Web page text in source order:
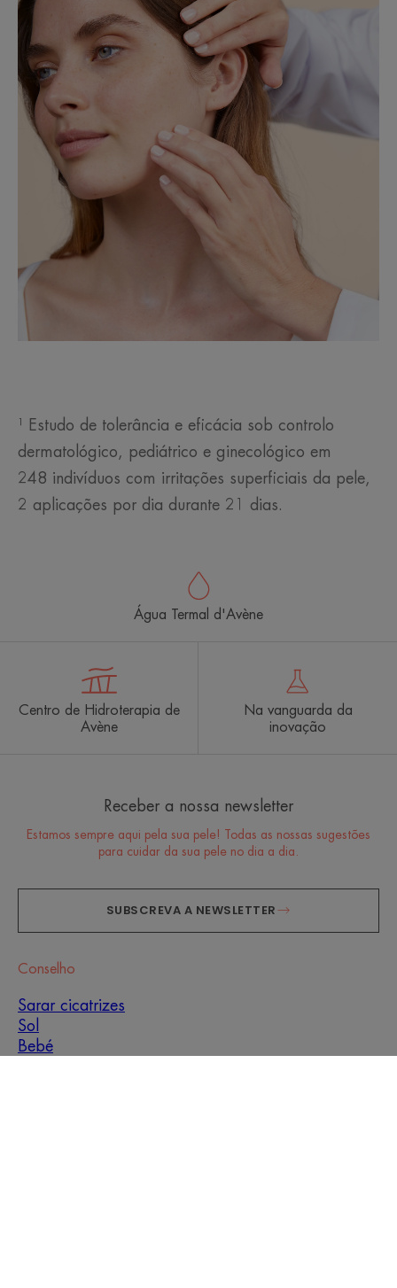
¹ Estudo de tolerância e eficácia sob controlo
dermatológico, pediátrico e ginecológico em
248 indivíduos com irritações superficiais da pele,
2 aplicações por dia durante 21 dias.
Água Termal d'Avène
Centro de Hidroterapia de
Avène
Na vanguarda da
inovação
Receber a nossa newsletter
Estamos sempre aqui pela sua pele! Todas as nossas sugestões
para cuidar da sua pele no dia a dia.
SUBSCREVA A NEWSLETTER
Conselho
Sarar cicatrizes
Sol
Bebé